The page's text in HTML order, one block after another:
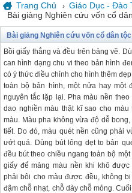
Trang Chủ › Giáo Dục - Đào
Bài giảng Nghiên cứu vốn cổ
Bài giảng Nghiên cứu vốn cổ dân
Bồi giấy thẳng và đều trên bảng vẽ.
can hình dạng chu vi theo bản hình
có ý thức điều chỉnh cho hình thêm
toàn bộ bản hình, một nửa hay
nguyên tắc lặp lại. Pha màu nền
dao nghiền màu thật kĩ sao cho
màu. Màu pha không vừa độ dễ
tiết. Do đó, màu quét nền cũng phải
ướt quá. Dùng bút lông dẹt to bản
đều bút theo chiều ngang toàn bộ
giấy để mảng màu nền khi khô
phải bôi cho màu được đều, không
đậm chỗ nhạt, chỗ dày chỗ mỏng.